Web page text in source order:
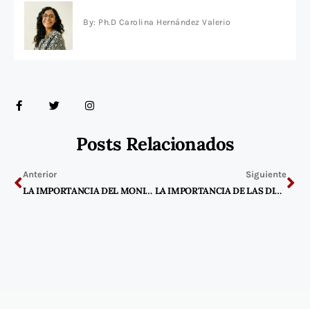
By: Ph.D Carolina Hernández Valerio
a
c
f
w
i
n
s
g
r
Posts Relacionados
Anterior
LA IMPORTANCIA DEL MONITOREO EN TIEMPO REAL PARA LA PREVENCIÓN DE DESLIZAMIENTOS DE TIERRA
Siguiente
LA IMPORTANCIA DE LAS DISCONTINUIDADES EN EL ESTUDIO DE MACIZOS ROCOSOS Y TALUDES